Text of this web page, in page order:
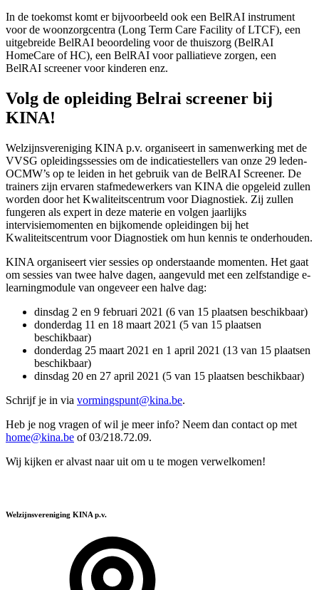
In de toekomst komt er bijvoorbeeld ook een BelRAI instrument
voor de woonzorgcentra (Long Term Care Facility of LTCF), een
uitgebreide BelRAI beoordeling voor de thuiszorg (BelRAI
HomeCare of HC), een BelRAI voor palliatieve zorgen, een
BelRAI screener voor kinderen enz.
Volg de opleiding Belrai screener bij
KINA!
Welzijnsvereniging KINA p.v. organiseert in samenwerking met de
VVSG opleidingssessies om de indicatiestellers van onze 29 leden-
OCMW’s op te leiden in het gebruik van de BelRAI Screener. De
trainers zijn ervaren stafmedewerkers van KINA die opgeleid zullen
worden door het Kwaliteitscentrum voor Diagnostiek. Zij zullen
fungeren als expert in deze materie en volgen jaarlijks
intervisiemomenten en bijkomende opleidingen bij het
Kwaliteitscentrum voor Diagnostiek om hun kennis te onderhouden.
KINA organiseert vier sessies op onderstaande momenten. Het gaat
om sessies van twee halve dagen, aangevuld met een zelfstandige e-
learningmodule van ongeveer een halve dag:
dinsdag 2 en 9 februari 2021 (6 van 15 plaatsen beschikbaar)
donderdag 11 en 18 maart 2021 (5 van 15 plaatsen
beschikbaar)
donderdag 25 maart 2021 en 1 april 2021 (13 van 15 plaatsen
beschikbaar)
dinsdag 20 en 27 april 2021 (5 van 15 plaatsen beschikbaar)
Schrijf je in via vormingspunt@kina.be.
Heb je nog vragen of wil je meer info? Neem dan contact op met
home@kina.be of 03/218.72.09.
Wij kijken er alvast naar uit om u te mogen verwelkomen!
Welzijnsvereniging KINA p.v.